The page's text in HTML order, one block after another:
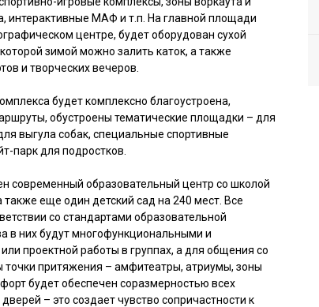
интерактивные МАФ и т.п. На главной площади
центре, будет оборудован сухой
зимой можно залить каток, а также
и творческих вечеров.
будет комплексно благоустроена,
обустроены тематические площадки – для
выгула собак, специальные спортивные
парк для подростков.
современный образовательный центр со школой
еще один детский сад на 240 мест. Все
со стандартами образовательной
в них будут многофункциональными и
проектной работы в группах, а для общения со
притяжения – амфитеатры, атриумы, зоны
будет обеспечен соразмерностью всех
– это создает чувство сопричастности к